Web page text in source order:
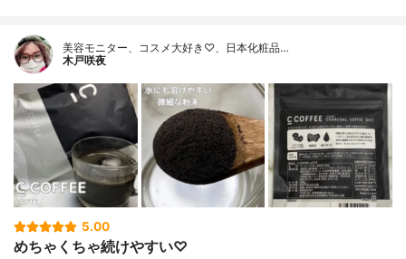
美容モニター、コスメ大好き♡、日本化粧品…
木戸咲夜
5.00
めちゃくちゃ続けやすい♡